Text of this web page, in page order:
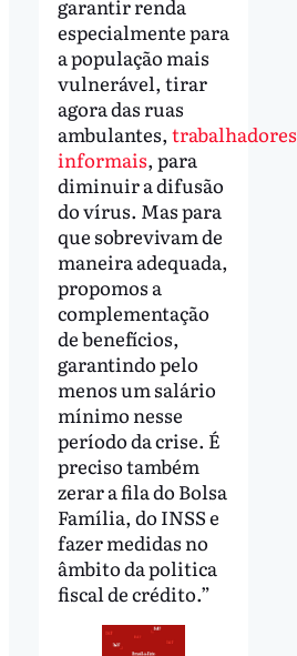
garantir renda
especialmente para
a população mais
vulnerável, tirar
agora das ruas
ambulantes, trabalhadores
informais, para
diminuir a difusão
do vírus. Mas para
que sobrevivam de
maneira adequada,
propomos a
complementação
de benefícios,
garantindo pelo
menos um salário
mínimo nesse
período da crise. É
preciso também
zerar a fila do Bolsa
Família, do INSS e
fazer medidas no
âmbito da politica
fiscal de crédito.”